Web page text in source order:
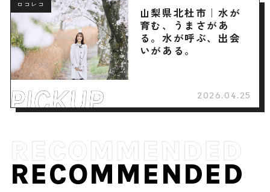
ロコレコ
山梨県北杜市｜水が
育む、うまさがあ
る。水が呼ぶ、出会
いがある。
2026.04.25
RECOMMENDED